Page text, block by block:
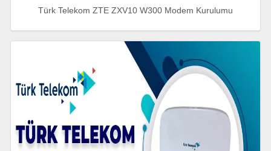
Türk Telekom ZTE ZXV10 W300 Modem Kurulumu